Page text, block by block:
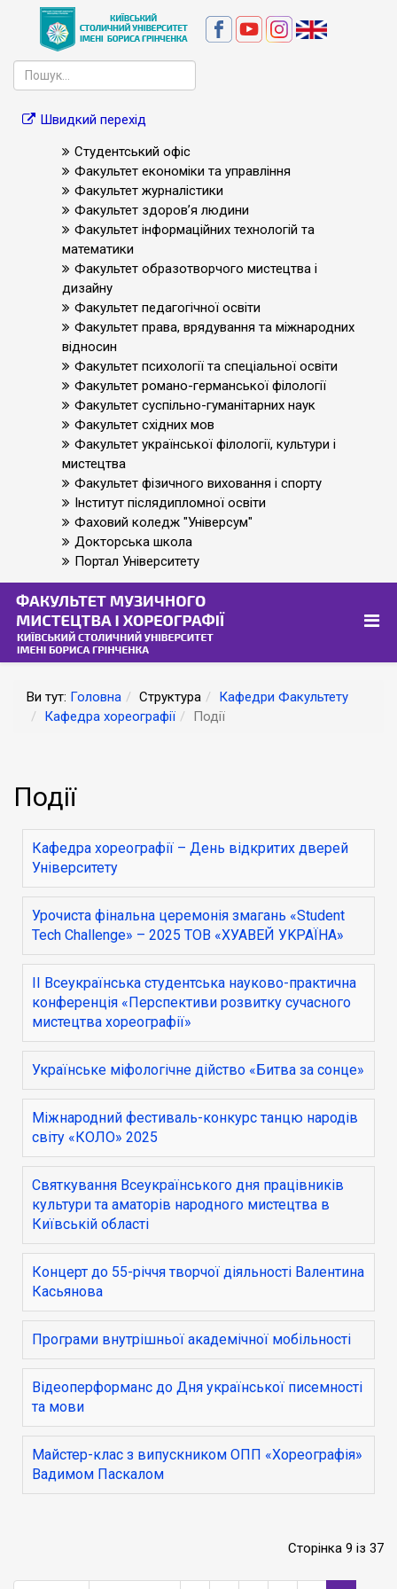
Швидкий перехід
Студентський офіс
Факультет економіки та управління
Факультет журналістики
Факультет здоров’я людини
Факультет інформаційних технологій та
математики
Факультет образотворчого мистецтва і
дизайну
Факультет педагогічної освіти
Факультет права, врядування та міжнародних
відносин
Факультет психології та спеціальної освіти
Факультет романо-германської філології
Факультет суспільно-гуманітарних наук
Факультет східних мов
Факультет української філології, культури і
мистецтва
Факультет фізичного виховання і спорту
Інститут післядипломної освіти
Фаховий коледж "Універсум"
Докторська школа
Портал Університету
Ви тут: Головна Структура
Кафедри Факультету
Кафедра хореографії
Події
Події
Кафедра хореографії – День відкритих дверей
Університету
Урочиста фінальна церемонія змагань «Student
Tech Challenge» – 2025 ТОВ «ХУАВЕЙ УKPAÏHA»
ІІ Всеукраїнська студентська науково-практична
конференція «Перспективи розвитку сучасного
мистецтва хореографії»
Українське міфологічне дійство «Битва за сонце»
Міжнародний фестиваль-конкурс танцю народів
світу «КОЛО» 2025
Святкування Всеукраїнського дня працівників
культури та аматорів народного мистецтва в
Київській області
Концерт до 55-річчя творчої діяльності Валентина
Касьянова
Програми внутрішньої академічної мобільності
Відеоперформанс до Дня української писемності
та мови
Майстер-клас з випускником ОПП «Хореографія»
Вадимом Паскалом
Сторінка 9 із 37